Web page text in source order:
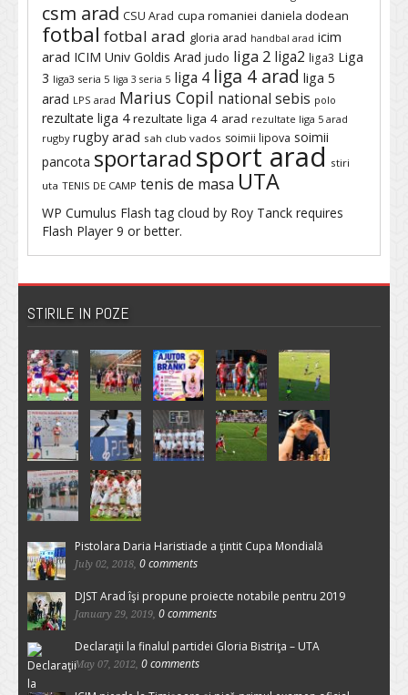
csm arad CSU Arad cupa romaniei daniela dodean
fotbal fotbal arad gloria arad handbal arad icim
arad ICIM Univ Goldis Arad judo liga 2 liga2 liga3 Liga
3 liga3 seria 5 liga 3 seria 5 liga 4 liga 4 arad liga 5
arad LPS arad Marius Copil national sebis polo
rezultate liga 4 rezultate liga 4 arad rezultate liga 5 arad
rugby rugby arad sah club vados soimii lipova soimii
pancota sportarad sport arad stiri
uta TENIS DE CAMP tenis de masa UTA
WP Cumulus Flash tag cloud by Roy Tanck requires
Flash Player 9 or better.
STIRILE IN POZE
Pistolara Daria Haristiade a ţintit Cupa Mondială
July 02, 2018, 0 comments
DJST Arad îşi propune proiecte notabile pentru 2019
January 29, 2019, 0 comments
Declaraţii la finalul partidei Gloria Bistriţa – UTA
May 07, 2012, 0 comments